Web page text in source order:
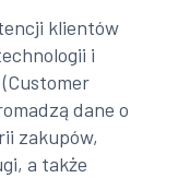
klientów
i
(Customer
dane o
zakupów,
a także